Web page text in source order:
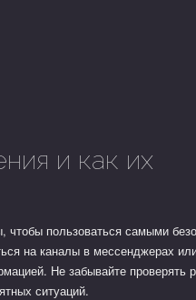
и как их
пользоваться самыми
на каналы в мессенджерах
Не забывайте проверять
ситуаций.